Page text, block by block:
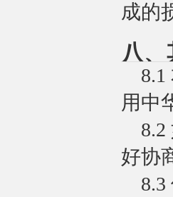
成的
八
用中
好协